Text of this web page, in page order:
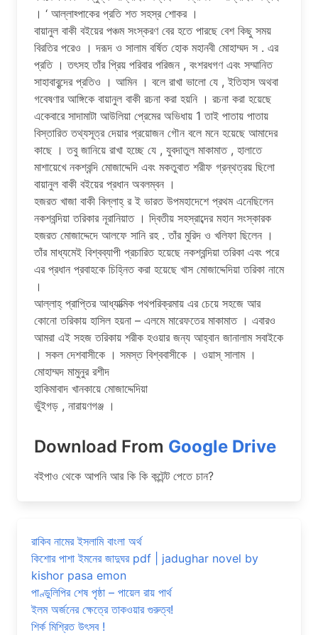
। ‘ আল্লাহ্পাকের প্রতি শত সহস্র শোকর ।
বায়ানুল বাকী বইয়ের পঞ্চম সংস্করণ বের হতে পারছে বেশ কিছু সময়
বিরতির পরেও । দরূদ ও সালাম বর্ষিত হোক মহানবী মোহাম্মদ স . এর
প্রতি । তৎসহ তাঁর প্রিয় পরিবার পরিজন , বংশরধগণ এবং সম্মানিত
সাহাবাবৃন্দের প্রতিও । আমিন । বলে রাখা ভালো যে , ইতিহাস অথবা
গবেষণার আঙ্গিকে বায়ানুল বাকী রচনা করা হয়নি । রচনা করা হয়েছে
একেবারে সাদামাটা আউলিয়া প্রেমের অভিধায় 1 তাই পাতায় পাতায়
বিস্তারিত তথ্যসূত্র দেয়ার প্রয়োজন গৌন বলে মনে হয়েছে আমাদের
কাছে । তবু জানিয়ে রাখা হচ্ছে যে , যুবদাতুল মাকামাত , হালাতে
মাশায়েখে নকশ্বন্দি মোজাদ্দেদি এবং মকতুবাত শরীফ গ্রন্থত্রয় ছিলো
বায়ানুল বাকী বইয়ের প্রধান অবলম্বন ।
হজরত খাজা বাকী বিল্লাহ্ র ই ভারত উপমহাদেশে প্রথম এনেছিলেন
নকশবন্দিয়া তরিকার নূরানিয়াত । দ্বিতীয় সহস্রাব্দের মহান সংস্কারক
হজরত মোজাদ্দেদে আলফে সানি রহ . তাঁর মুরিদ ও খলিফা ছিলেন ।
তাঁর মাধ্যমেই বিশ্বব্যাপী প্রচারিত হয়েছে নকশ্বন্দিয়া তরিকা এবং পরে
এর প্রধান প্রবাহকে চিহ্নিত করা হয়েছে খাস মোজাদ্দেদিয়া তরিকা নামে
।
আল্লাহ্ প্রাপ্তির আধ্যাত্মিক পথপরিক্রমায় এর চেয়ে সহজে আর
কোনো তরিকায় হাসিল হয়না – এলমে মারেফতের মাকামাত । এবারও
আমরা এই সহজ তরিকায় শরীক হওয়ার জন্য আহ্বান জানালাম সবাইকে
। সকল দেশবাসীকে । সমস্ত বিশ্ববাসীকে । ওয়াস্ সালাম ।
মোহাম্মদ মামুনুর রশীদ
হাকিমাবাদ খানকায়ে মোজাদ্দেদিয়া
ভুঁইগড় , নারায়ণগঞ্জ ।
Download From Google Drive
বইপাও থেকে আপনি আর কি কি কন্টেন্ট পেতে চান?
রাকিব নামের ইসলামি বাংলা অর্থ
কিশোর পাশা ইমনের জাদুঘর pdf | jadughar novel by
kishor pasa emon
পাণ্ডুলিপির শেষ পৃষ্ঠা – পায়েল রায় পার্থ
ইলম অর্জনের ক্ষেত্রে তাকওয়ার গুরুত্ব!
শির্ক মিশ্রিত উৎসব !